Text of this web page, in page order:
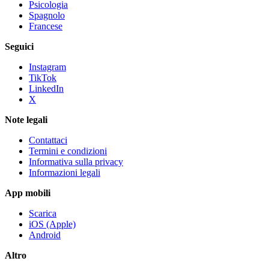
Psicologia
Spagnolo
Francese
Seguici
Instagram
TikTok
LinkedIn
X
Note legali
Contattaci
Termini e condizioni
Informativa sulla privacy
Informazioni legali
App mobili
Scarica
iOS (Apple)
Android
Altro